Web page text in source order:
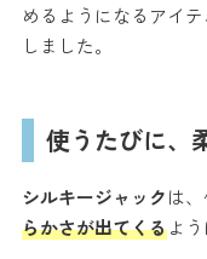
めるようになるアイ
しました。
使うたびに、
シルキージャックは
らかさが出てくるよ